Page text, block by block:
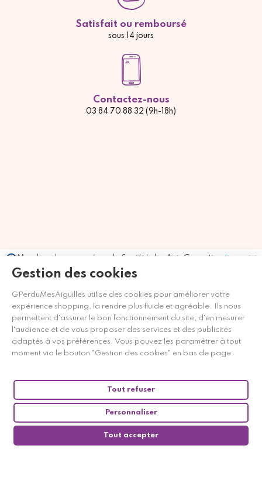
Gestion des cookies
GPerduMesAiguilles utilise des cookies pour améliorer votre
expérience shopping, la rendre plus fluide et agréable. Ils nous
permettent d'assurer le bon fonctionnement du site, d'en mesurer
l'audience et de vous proposer des services et des publicités
adaptés à vos préférences. Vous pouvez les paramétrer à tout
moment via le bouton "Gestion des cookies" en bas de page.
Tout accepter
Tout refuser
Personnaliser
Satisfait ou remboursé
sous 14 jours
Contactez-nous
03 84 70 88 32 (9h-18h)
Marchand approuvé par la Société des Avis Garantis,
cliquez ici
pour vérifier